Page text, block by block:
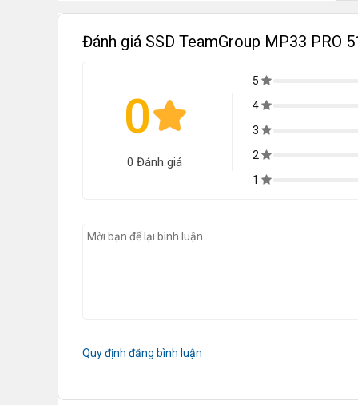
Đánh giá SSD TeamGroup MP33 PRO
0
0 Đánh giá
5
4
3
2
1
Quy định đăng bình luận